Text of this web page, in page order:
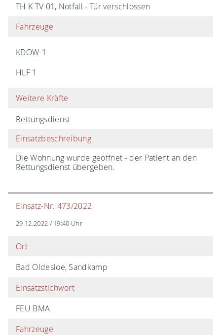
TH K TV 01, Notfall - Tür verschlossen
Fahrzeuge
KDOW-1
HLF 1
Weitere Kräfte
Rettungsdienst
Einsatzbeschreibung
Die Wohnung wurde geöffnet - der Patient an den
Rettungsdienst übergeben.
Einsatz-Nr. 473/2022
29.12.2022 / 19:40 Uhr
Ort
Bad Oldesloe, Sandkamp
Einsatzstichwort
FEU BMA
Fahrzeuge